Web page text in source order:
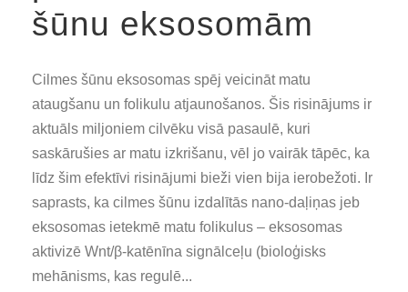
šūnu eksosomām
Cilmes šūnu eksosomas spēj veicināt matu
ataugšanu un folikulu atjaunošanos. Šis risinājums ir
aktuāls miljoniem cilvēku visā pasaulē, kuri
saskārušies ar matu izkrišanu, vēl jo vairāk tāpēc, ka
līdz šim efektīvi risinājumi bieži vien bija ierobežoti. Ir
saprasts, ka cilmes šūnu izdalītās nano-daļiņas jeb
eksosomas ietekmē matu folikulus – eksosomas
aktivizē Wnt/β-katēnīna signālceļu (bioloģisks
mehānisms, kas regulē...